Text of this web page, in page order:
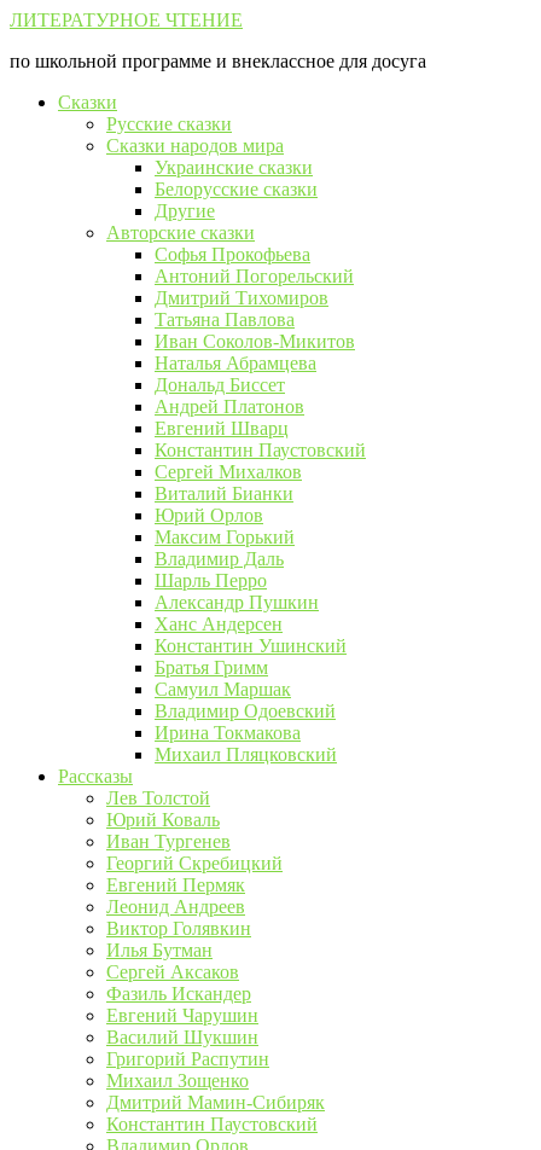
Перейти
контенту
ЛИТЕРАТУРНОЕ ЧТЕНИЕ
по школьной программе и внеклассное для досуга
Сказки
Русские сказки
Сказки народов мира
Украинские сказки
Белорусские сказки
Другие
Авторские сказки
Софья Прокофьева
Антоний Погорельский
Дмитрий Тихомиров
Татьяна Павлова
Иван Соколов-Микитов
Наталья Абрамцева
Дональд Биссет
Андрей Платонов
Евгений Шварц
Константин Паустовский
Сергей Михалков
Виталий Бианки
Юрий Орлов
Максим Горький
Владимир Даль
Шарль Перро
Александр Пушкин
Ханс Андерсен
Константин Ушинский
Братья Гримм
Самуил Маршак
Владимир Одоевский
Ирина Токмакова
Михаил Пляцковский
Рассказы
Лев Толстой
Юрий Коваль
Иван Тургенев
Георгий Скребицкий
Евгений Пермяк
Леонид Андреев
Виктор Голявкин
Илья Бутман
Сергей Аксаков
Фазиль Искандер
Евгений Чарушин
Василий Шукшин
Григорий Распутин
Михаил Зощенко
Дмитрий Мамин-Сибиряк
Константин Паустовский
Владимир Орлов